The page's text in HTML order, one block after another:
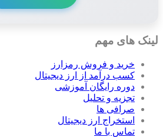
لینک های مهم
خرید و فروش رمزارز
کسب درآمد از ارز دیجیتال
دوره رایگان آموزشی
تجزیه و تحلیل
صرافی ها
استخراج ارز دیجیتال
تماس با ما